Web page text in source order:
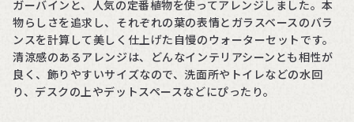
ガーバインと、人気の定番植物を使ってアレンジしました。本
物らしさを追求し、それぞれの葉の表情とガラスベースのバラ
ンスを計算して美しく仕上げた自慢のウォーターセットです。
清涼感のあるアレンジは、どんなインテリアシーンとも相性が
良く、飾りやすいサイズなので、洗面所やトイレなどの水回
り、デスクの上やデットスペースなどにぴったり。